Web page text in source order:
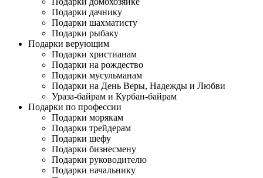
Подарки дачнику
Подарки шахматисту
Подарки рыбаку
Подарки верующим
Подарки христианам
Подарки на рождество
Подарки мусульманам
Подарки на День Веры, Надежды и Любви
Ураза-байрам и Курбан-байрам
Подарки по профессии
Подарки морякам
Подарки трейдерам
Подарки шефу
Подарки бизнесмену
Подарки руководителю
Подарки начальнику